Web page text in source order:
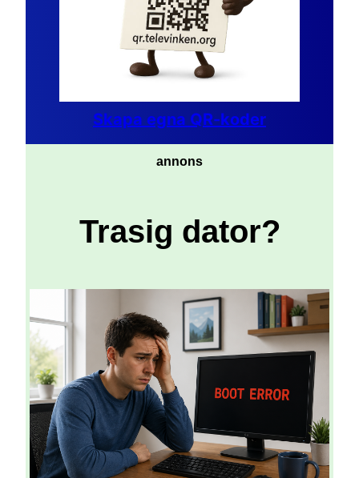
Skapa egna QR-koder
annons
Trasig dator?